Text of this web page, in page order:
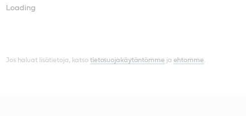
Loading
Jos haluat lisätietoja, katso tietosuojakäytäntömme ja ehtomme